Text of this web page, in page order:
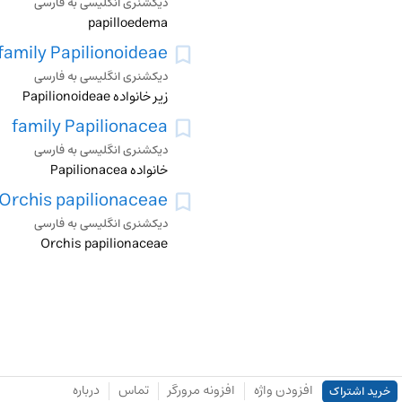
papilloedema
Papilionoideae
دیکشنری انگلیسی به فارسی
زیر خانواده Papilionoideae
family Papilionacea
دیکشنری انگلیسی به فارسی
خانواده Papilionacea
papilionaceae
دیکشنری انگلیسی به فارسی
Orchis papilionaceae
خرید اشتراک افزودن واژه افزونه مرورگر تماس درباره